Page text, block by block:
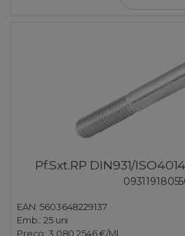
Pf.Sxt.RP DIN931/
EAN: 5603648229137
Emb.:25 uni
Preço: 3 080,2546 €/Ml